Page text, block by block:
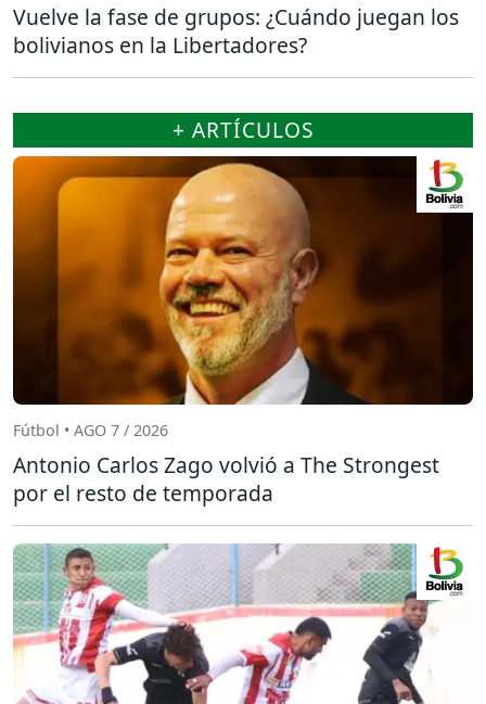
Vuelve la fase de grupos: ¿Cuándo juegan los
bolivianos en la Libertadores?
+ ARTÍCULOS
Fútbol • AGO 7 / 2026
Antonio Carlos Zago volvió a The Strongest
por el resto de temporada